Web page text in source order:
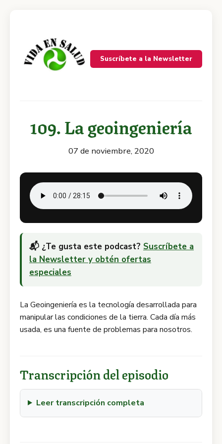
Suscríbete a la Newsletter
109. La geoingeniería
07 de noviembre, 2020
📬 ¿Te gusta este podcast? Suscríbete a
la Newsletter y obtén ofertas
especiales
La Geoingeniería es la tecnología desarrollada para
manipular las condiciones de la tierra. Cada día más
usada, es una fuente de problemas para nosotros.
Transcripción del episodio
Leer transcripción completa